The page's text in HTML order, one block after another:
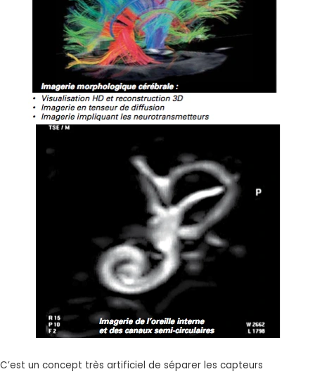
C’est un concept très artificiel de séparer les capteurs